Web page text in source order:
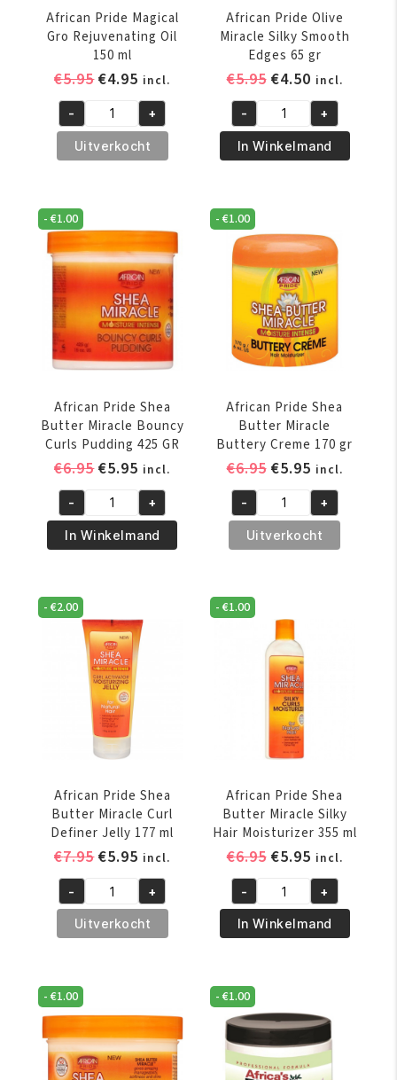
African Pride Magical
Gro Rejuvenating Oil
150 ml
€5.95Oorspronkelijke
was:
€5.95.
€4.95 Huidige
prijs
is:
€4.95.
incl.
African
Pride
Magical
Rejuvenating
Oil
150
ml
aantal
- +
Uitverkocht
African Pride Olive
Miracle Silky Smooth
Edges 65 gr
€5.95 Oorspronkelijke
was:
€5.95.
€4.50Huidige
prijs
is:
€4.50.
incl.
African
Pride
Olive
Silky
Smooth
Edges
65
aantal
- +
In Winkelmand
-€1.00
African Pride Shea
Butter Miracle Bouncy
Curls Pudding 425 GR
€6.95Oorspronkelijke
was:
€6.95.
€5.95 Huidige
prijs
is:
€5.95.
incl.
African
Pride
Shea
Miracle
Bouncy
Curls
Pudding
aantal
- +
In Winkelmand
-€1.00
African Pride Shea
Butter Miracle
Buttery Creme 170 gr
€6.95 Oorspronkelijke
was:
€6.95.
€5.95Huidige
prijs
is:
€5.95.
incl.
African
Pride
Shea
Miracle
Buttery
Creme
aantal
- +
Uitverkocht
-€2.00
African Pride Shea
Butter Miracle Curl
Definer Jelly 177 ml
€7.95Oorspronkelijke
was:
€7.95.
€5.95 Huidige
prijs
is:
€5.95.
incl.
African
Pride
Shea
Miracle
Curl
Definer
Jelly
177
- +
Uitverkocht
-€1.00
African Pride Shea
Butter Miracle Silky
Hair Moisturizer 355 ml
€6.95 Oorspronkelijke
was:
€6.95.
€5.95Huidige
prijs
is:
€5.95.
incl.
African
Pride
Shea
Miracle
Silky
Hair
Moisturizer
355
- +
In Winkelmand
-€1.00 -€1.00